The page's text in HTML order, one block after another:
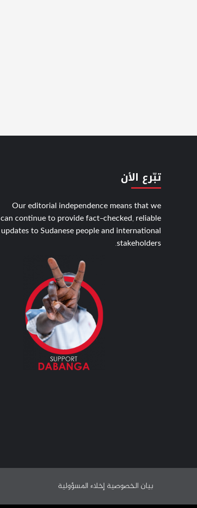
تبّرع الأن
Our editorial independence means that we
can continue to provide fact-checked, reliable
updates to Sudanese people and international
stakeholders.
بيان الخصوصيةإخلاء المسؤولية